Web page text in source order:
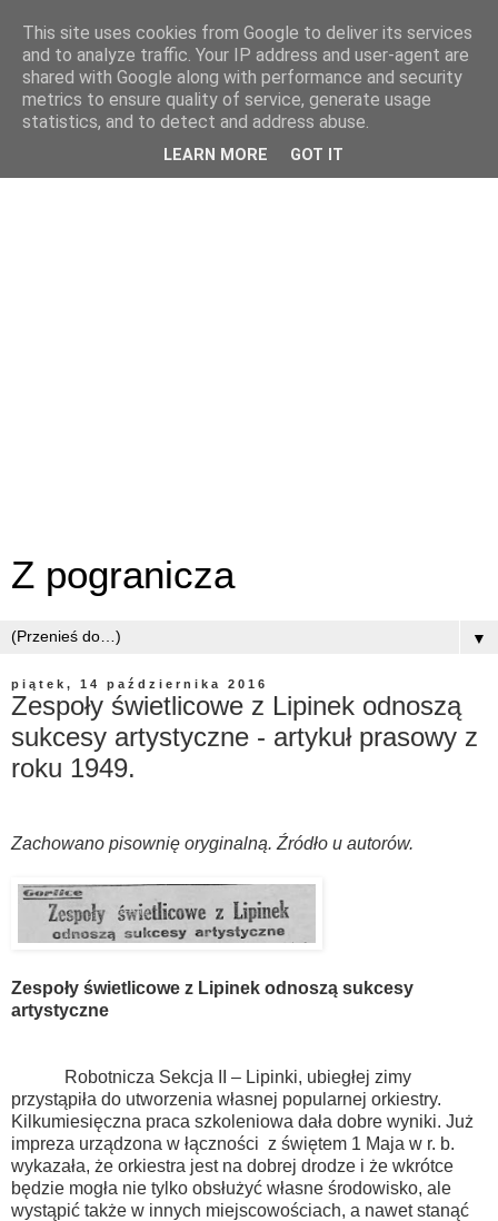
Z pogranicza
▼
piątek, 14 października 2016
Zespoły świetlicowe z Lipinek odnoszą
sukcesy artystyczne - artykuł prasowy z
roku 1949.
Zachowano pisownię oryginalną. Źródło u autorów.
Zespoły świetlicowe z Lipinek odnoszą sukcesy
artystyczne
Robotnicza Sekcja II – Lipinki, ubiegłej zimy
przystąpiła do utworzenia własnej popularnej orkiestry.
Kilkumiesięczna praca szkoleniowa dała dobre wyniki. Już
impreza urządzona w łączności z świętem 1 Maja w r. b.
wykazała, że orkiestra jest na dobrej drodze i że wkrótce
będzie mogła nie tylko obsłużyć własne środowisko, ale
wystąpić także w innych miejscowościach, a nawet stanąć
This site uses cookies from Google to deliver its services
and to analyze traffic. Your IP address and user-agent are
shared with Google along with performance and security
metrics to ensure quality of service, generate usage
statistics, and to detect and address abuse.
LEARN MORE GOT IT